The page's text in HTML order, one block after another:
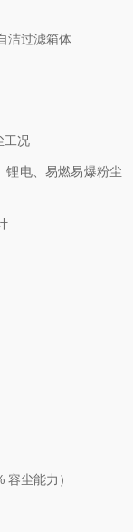
洁过滤箱体
工况
锂电、易燃易爆粉尘
尘能力）